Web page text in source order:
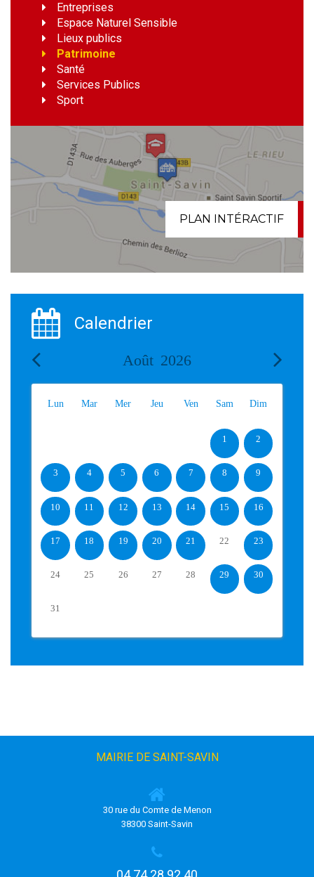
Entreprises
Espace Naturel Sensible
Lieux publics
Patrimoine
Santé
Services Publics
Sport
PLAN INTÉRACTIF
Calendrier
Août 2026
Lun Mar Mer Jeu Ven Sam Dim
1 2
3 4 5 6 7 8 9
10 11 12 13 14 15 16
17 18 19 20 21 22 23
24 25 26 27 28 29 30
31
MAIRIE DE SAINT-SAVIN
30 rue du Comte de Menon
38300 Saint-Savin